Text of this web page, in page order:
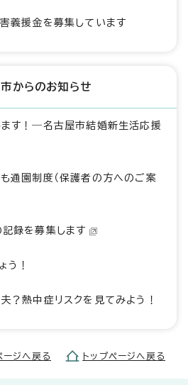
義援金を募集しています
からのお知らせ
す！―名古屋市結婚新生活応援
通園制度（保護者の方へのご案
録を募集します
う！
？熱中症リスクを見てみよう！
ージへ戻る トップページへ戻る